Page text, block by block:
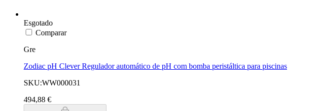
Esgotado
Comparar
Gre
Zodiac pH Clever Regulador automático de pH com bomba peristáltica para piscinas
SKU:WW000031
494,88 €